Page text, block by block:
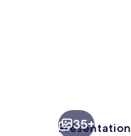
35+
Présentation